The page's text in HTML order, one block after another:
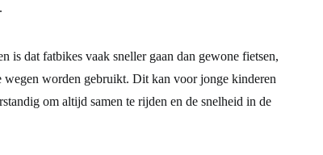
is dat fatbikes vaak sneller gaan dan gewone fietsen,
worden gebruikt. Dit kan voor jonge kinderen
om altijd samen te rijden en de snelheid in de